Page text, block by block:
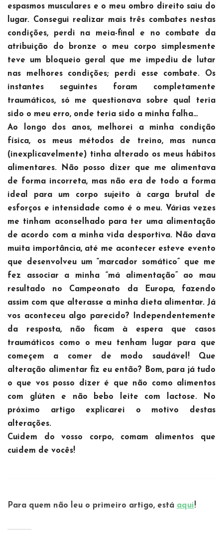
espasmos musculares e o meu ombro direito saiu do
lugar. Consegui realizar mais três combates nestas
condições, perdi na meia-final e no combate da
atribuição do bronze o meu corpo simplesmente
teve um bloqueio geral que me impediu de lutar
nas melhores condições; perdi esse combate. Os
instantes seguintes foram completamente
traumáticos, só me questionava sobre qual teria
sido o meu erro, onde teria sido a minha falha…
Ao longo dos anos, melhorei a minha condição
física, os meus métodos de treino, mas nunca
(inexplicavelmente) tinha alterado os meus hábitos
alimentares. Não posso dizer que me alimentava
de forma incorreta, mas não era de todo a forma
ideal para um corpo sujeito à carga brutal de
esforços e intensidade como é o meu. Várias vezes
me tinham aconselhado para ter uma alimentação
de acordo com a minha vida desportiva. Não dava
muita importância, até me acontecer esteve evento
que desenvolveu um “marcador somático” que me
fez associar a minha “má alimentação” ao mau
resultado no Campeonato da Europa, fazendo
assim com que alterasse a minha dieta alimentar. Já
vos aconteceu algo parecido? Independentemente
da resposta, não ficam à espera que casos
traumáticos como o meu tenham lugar para que
começem a comer de modo saudável! Que
alteração alimentar fiz eu então? Bom, para já tudo
o que vos posso dizer é que não como alimentos
com glúten e não bebo leite com lactose. No
próximo artigo explicarei o motivo destas
alterações.
Cuidem do vosso corpo, comam alimentos que
cuidem de vocês!
Para quem não leu o primeiro artigo, está aqui!